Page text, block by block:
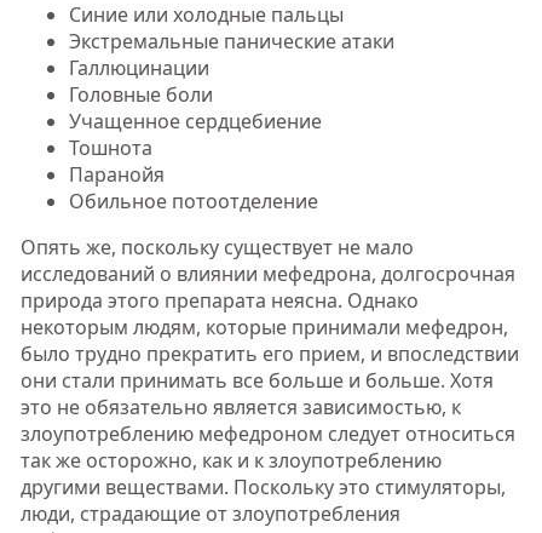
Синие или холодные пальцы
Экстремальные панические атаки
Галлюцинации
Головные боли
Учащенное сердцебиение
Тошнота
Паранойя
Обильное потоотделение
Опять же, поскольку существует не мало
исследований о влиянии мефедрона, долгосрочная
природа этого препарата неясна. Однако
некоторым людям, которые принимали мефедрон,
было трудно прекратить его прием, и впоследствии
они стали принимать все больше и больше. Хотя
это не обязательно является зависимостью, к
злоупотреблению мефедроном следует относиться
так же осторожно, как и к злоупотреблению
другими веществами. Поскольку это стимуляторы,
люди, страдающие от злоупотребления